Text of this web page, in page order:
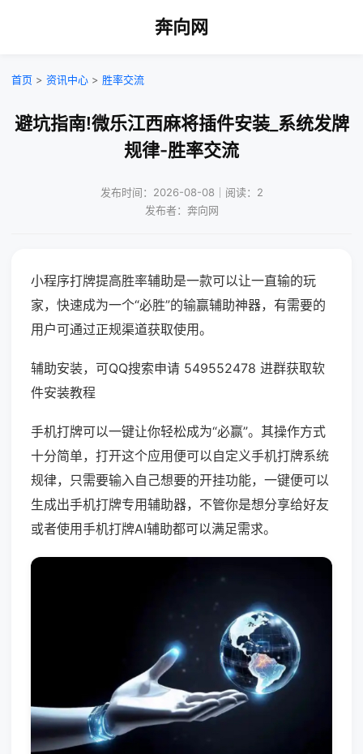
奔向网
首页 > 资讯中心 > 胜率交流
避坑指南!微乐江西麻将插件安装_系统发牌
规律-胜率交流
发布时间：2026-08-08｜阅读：2
发布者：奔向网
小程序打牌提高胜率辅助是一款可以让一直输的玩
家，快速成为一个“必胜”的输赢辅助神器，有需要的
用户可通过正规渠道获取使用。
辅助安装，可QQ搜索申请 549552478 进群获取软
件安装教程
手机打牌可以一键让你轻松成为“必赢”。其操作方式
十分简单，打开这个应用便可以自定义手机打牌系统
规律，只需要输入自己想要的开挂功能，一键便可以
生成出手机打牌专用辅助器，不管你是想分享给好友
或者使用手机打牌AI辅助都可以满足需求。